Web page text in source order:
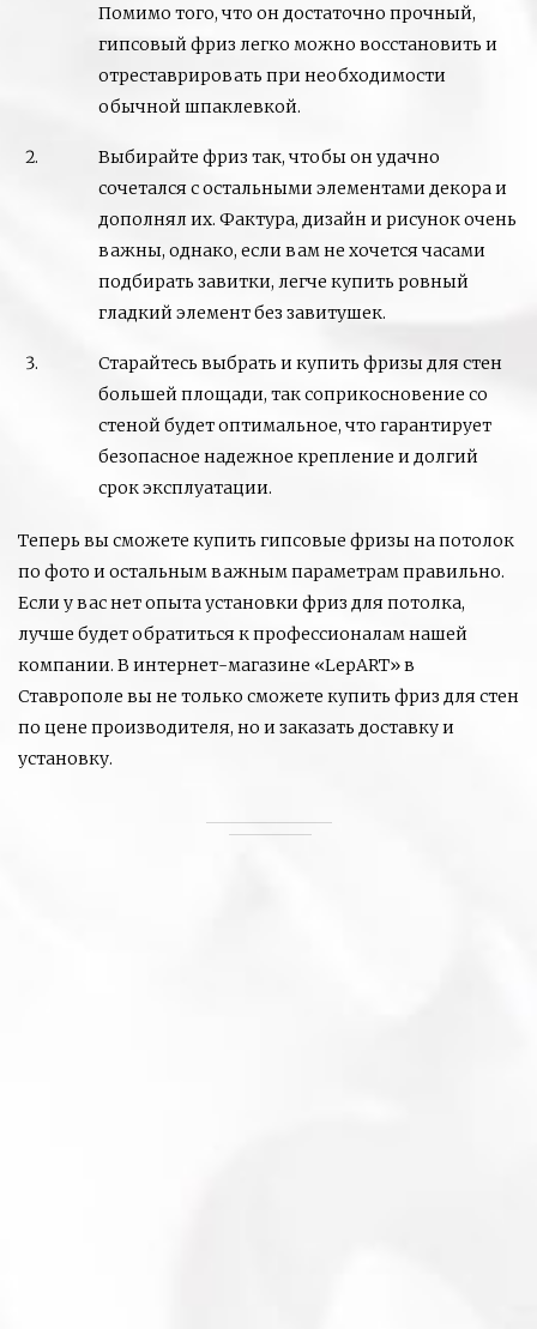
Помимо того, что он достаточно прочный,
гипсовый фриз легко можно восстановить и
отреставрировать при необходимости
обычной шпаклевкой.
Выбирайте фриз так, чтобы он удачно
сочетался с остальными элементами декора и
дополнял их. Фактура, дизайн и рисунок очень
важны, однако, если вам не хочется часами
подбирать завитки, легче купить ровный
гладкий элемент без завитушек.
Старайтесь выбрать и купить фризы для стен
большей площади, так соприкосновение со
стеной будет оптимальное, что гарантирует
безопасное надежное крепление и долгий
срок эксплуатации.
Теперь вы сможете купить гипсовые фризы на потолок
по фото и остальным важным параметрам правильно.
Если у вас нет опыта установки фриз для потолка,
лучше будет обратиться к профессионалам нашей
компании. В интернет-магазине «LepART» в
Ставрополе вы не только сможете купить фриз для стен
по цене производителя, но и заказать доставку и
установку.